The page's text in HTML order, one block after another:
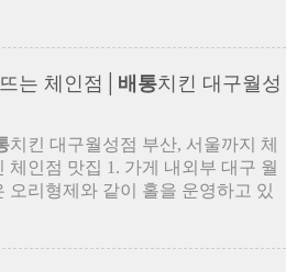
는 체인점│ 배통치킨 대구월성
치킨 대구월성점 부산, 서울까지 체
체인점 맛집 1. 가게 내외부 대구 월
오리형제와 같이 홀을 운영하고 있